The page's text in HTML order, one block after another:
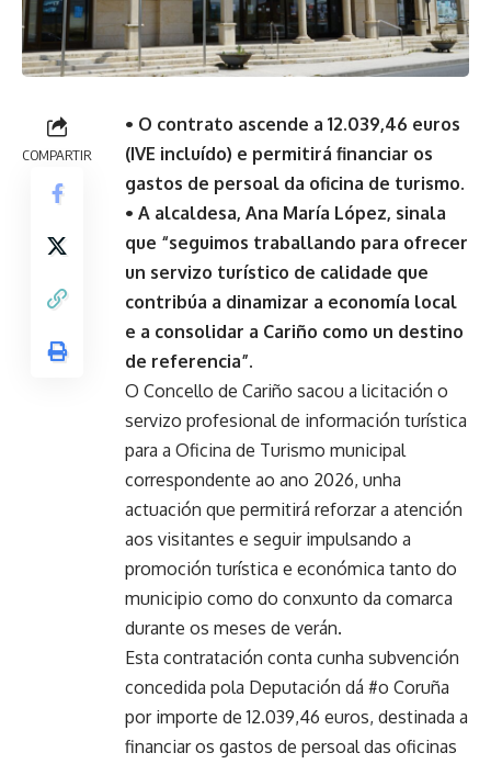
COMPARTIR
• O contrato ascende a 12.039,46 euros
(IVE incluído) e permitirá financiar os
gastos de persoal da oficina de turismo.
• A alcaldesa, Ana María López, sinala
que “seguimos traballando para ofrecer
un servizo turístico de calidade que
contribúa a dinamizar a economía local
e a consolidar a Cariño como un destino
de referencia”.
O Concello de Cariño sacou a licitación o
servizo profesional de información turística
para a Oficina de Turismo municipal
correspondente ao ano 2026, unha
actuación que permitirá reforzar a atención
aos visitantes e seguir impulsando a
promoción turística e económica tanto do
municipio como do conxunto da comarca
durante os meses de verán.
Esta contratación conta cunha subvención
concedida pola Deputación dá #o Coruña
por importe de 12.039,46 euros, destinada a
financiar os gastos de persoal das oficinas